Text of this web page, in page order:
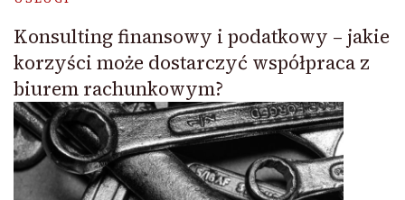
Konsulting finansowy i podatkowy – jakie
korzyści może dostarczyć współpraca z
biurem rachunkowym?